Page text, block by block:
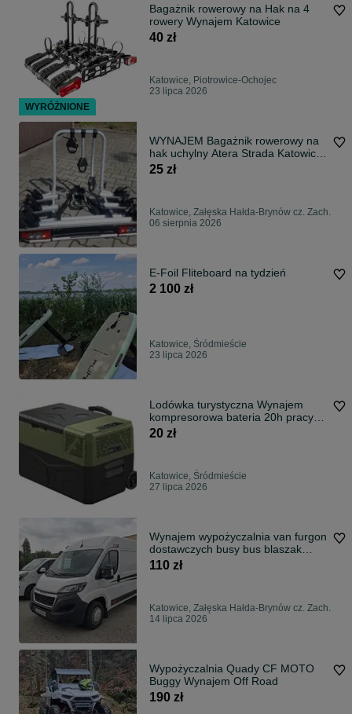
Bagażnik rowerowy na Hak na 4
rowery Wynajem Katowice
40 zł
Katowice, Piotrowice-Ochojec
23 lipca 2026
WYNAJEM Bagażnik rowerowy na
hak uchylny Atera Strada Katowice
Brynów
25 zł
Katowice, Załęska Hałda-Brynów cz. Zach.
06 sierpnia 2026
E-Foil Fliteboard na tydzień
2 100 zł
Katowice, Śródmieście
23 lipca 2026
Lodówka turystyczna Wynajem
kompresorowa bateria 20h pracy
bez kabla
20 zł
Katowice, Śródmieście
27 lipca 2026
Wynajem wypożyczalnia van furgon
dostawczych busy bus blaszak
Śląsk
110 zł
Katowice, Załęska Hałda-Brynów cz. Zach.
14 lipca 2026
Wypożyczalnia Quady CF MOTO
Buggy Wynajem Off Road
190 zł
WYRÓŻNIONE